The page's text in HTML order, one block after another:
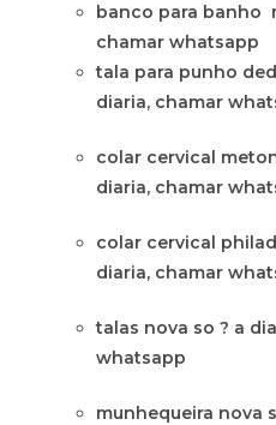
banco para banho
chamar whatsapp
tala para punho
diaria, chamar
colar cervical
diaria, chamar
colar cervical
diaria, chamar
talas nova so ? a
whatsapp
munhequeira nova